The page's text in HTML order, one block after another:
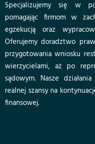
Specjalizujemy się w
pomagając firmom w
egzekucją oraz
Oferujemy doradztwo
przygotowania wniosku
wierzycielami, aż po
sądowym. Nasze
realnej szansy na
finansowej.